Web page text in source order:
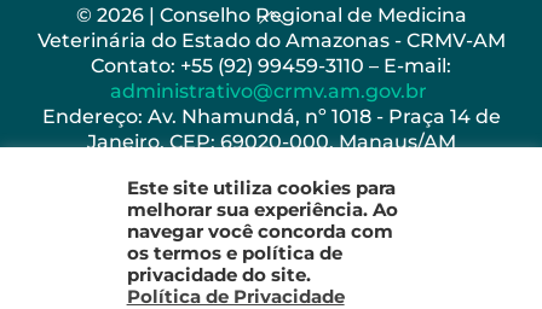
Back
To
Top
© 2026 | Conselho Regional de Medicina
Veterinária do Estado do Amazonas - CRMV-AM
Contato: +55 (92) 99459-3110 – E-mail:
administrativo@crmv.am.gov.br
Endereço: Av. Nhamundá, nº 1018 - Praça 14 de
Janeiro, CEP: 69020-000, Manaus/AM
Este site utiliza cookies para
melhorar sua experiência. Ao
navegar você concorda com
os termos e política de
privacidade do site.
Política de Privacidade